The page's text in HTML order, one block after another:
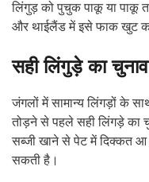
लिंगुड़ को पुचुक पाकू या पाकू
और थाईलैंड में इसे फाक खुट
सही लिंगुड़े का चुनाव
जंगलों में सामान्य लिंगड़ों के
तोड़ने से पहले सही लिंगड़े का
सब्जी खाने से पेट में दिक्कत आ
सकती है।